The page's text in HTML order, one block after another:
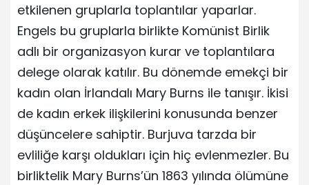
etkilenen gruplarla toplantılar yaparlar.
Engels bu gruplarla birlikte Komünist Birlik
adlı bir organizasyon kurar ve toplantılara
delege olarak katılır. Bu dönemde emekçi bir
kadın olan İrlandalı Mary Burns ile tanışır. İkisi
de kadın erkek ilişkilerini konusunda benzer
düşüncelere sahiptir. Burjuva tarzda bir
evliliğe karşı oldukları için hiç evlenmezler. Bu
birliktelik Mary Burns’ün 1863 yılında ölümüne